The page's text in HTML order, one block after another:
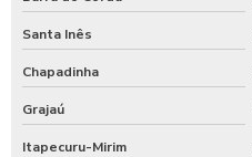
Santa Inês
Chapadinha
Grajaú
Itapecuru-Mirim